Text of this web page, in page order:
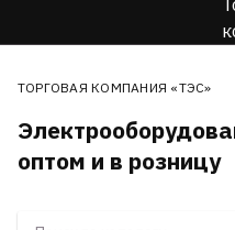
ТОРГОВАЯ КОМПАНИЯ «ТЭС»
оптом и в розницу